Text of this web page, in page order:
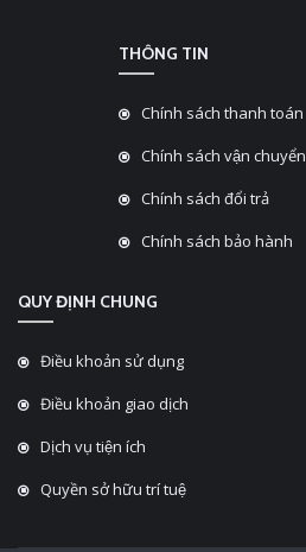
THÔNG TIN
Chính sách thanh toán
Chính sách vận chuyển
Chính sách đổi trả
Chính sách bảo hành
QUY ĐỊNH CHUNG
Điều khoản sử dụng
Điều khoản giao dịch
Dịch vụ tiện ích
Quyền sở hữu trí tuệ